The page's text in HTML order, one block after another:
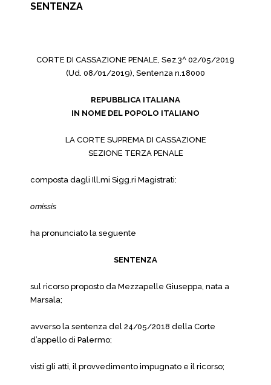
SENTENZA
CORTE DI CASSAZIONE PENALE, Sez.3^ 02/05/2019
(Ud. 08/01/2019), Sentenza n.18000
REPUBBLICA ITALIANA
IN NOME DEL POPOLO ITALIANO
LA CORTE SUPREMA DI CASSAZIONE
SEZIONE TERZA PENALE
composta dagli Ill.mi Sigg.ri Magistrati:
omissis
ha pronunciato la seguente
SENTENZA
sul ricorso proposto da Mezzapelle Giuseppa, nata a
Marsala;
avverso la sentenza del 24/05/2018 della Corte
d’appello di Palermo;
visti gli atti, il provvedimento impugnato e il ricorso;